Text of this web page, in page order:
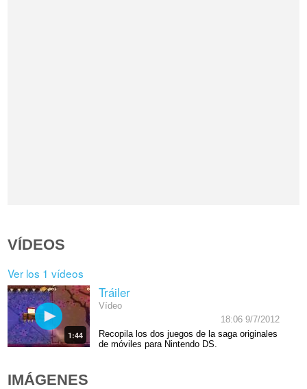
VÍDEOS
Ver los 1 vídeos
1:44
Tráiler
Vídeo
18:06 9/7/2012
Recopila los dos juegos de la saga originales
de móviles para Nintendo DS.
IMÁGENES